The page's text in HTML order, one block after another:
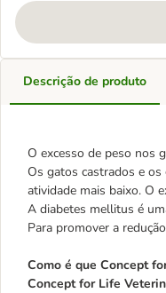
Descrição de produto
O excesso de peso nos
Os gatos castrados e
atividade mais baixo. O
A diabetes mellitus é
Para promover a
Como é que Concept
Concept for Life